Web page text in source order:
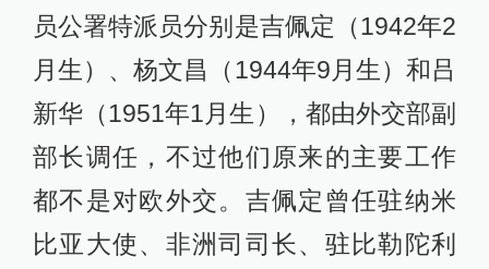
员公署特派员分别是吉佩定（1942年2
月生）、杨文昌（1944年9月生）和吕
新华（1951年1月生），都由外交部副
部长调任，不过他们原来的主要工作
都不是对欧外交。吉佩定曾任驻纳米
比亚大使、非洲司司长、驻比勒陀利